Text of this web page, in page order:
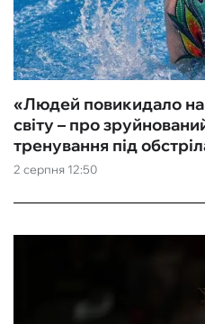
2 серпня 12:50
«Людей повикидало
світу – про
тренування під